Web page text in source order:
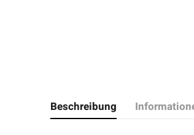
Beschreibung